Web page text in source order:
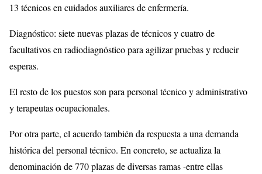
13 técnicos en cuidados auxiliares de enfermería.
Diagnóstico: siete nuevas plazas de técnicos y cuatro de
facultativos en radiodiagnóstico para agilizar pruebas y reducir
esperas.
El resto de los puestos son para personal técnico y administrativo
y terapeutas ocupacionales.
Por otra parte, el acuerdo también da respuesta a una demanda
histórica del personal técnico. En concreto, se actualiza la
denominación de 770 plazas de diversas ramas -entre ellas